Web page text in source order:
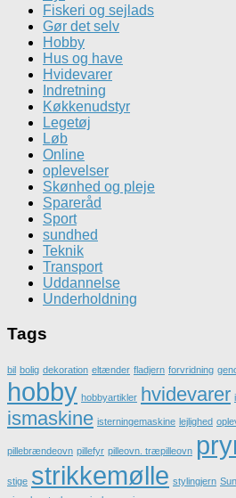
Fiskeri og sejlads
Gør det selv
Hobby
Hus og have
Hvidevarer
Indretning
Køkkenudstyr
Legetøj
Løb
Online
oplevelser
Skønhed og pleje
Spareråd
Sport
sundhed
Teknik
Transport
Uddannelse
Underholdning
Tags
bil bolig dekoration eltænder fladjern forvridning
hobby hobbyartikler hvidevarer
ismaskine isterningemaskine lejlighed
pillebrændeovn pillefyr pilleovn. træpilleovn
stige strikkemølle stylingjern